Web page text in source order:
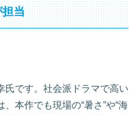
担当
氏です。社会派ドラマで高い
本作でも現場の“暑さ”や“海